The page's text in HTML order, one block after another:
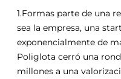
1.Formas parte de una
sea la empresa, una
exponencialmente de
Poliglota cerró una
millones a una